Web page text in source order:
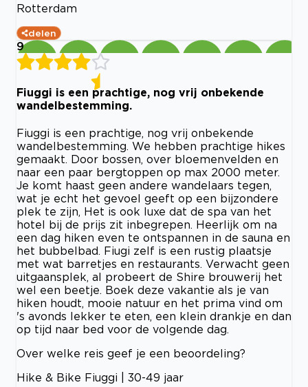
Rotterdam
delen
9
Fiuggi is een prachtige, nog vrij onbekende
wandelbestemming.
Fiuggi is een prachtige, nog vrij onbekende
wandelbestemming. We hebben prachtige hikes
gemaakt. Door bossen, over bloemenvelden en
naar een paar bergtoppen op max 2000 meter.
Je komt haast geen andere wandelaars tegen,
wat je echt het gevoel geeft op een bijzondere
plek te zijn, Het is ook luxe dat de spa van het
hotel bij de prijs zit inbegrepen. Heerlijk om na
een dag hiken even te ontspannen in de sauna en
het bubbelbad. Fiugi zelf is een rustig plaatsje
met wat barretjes en restaurants. Verwacht geen
uitgaansplek, al probeert de Shire brouwerij het
wel een beetje. Boek deze vakantie als je van
hiken houdt, mooie natuur en het prima vind om
's avonds lekker te eten, een klein drankje en dan
op tijd naar bed voor de volgende dag.
Over welke reis geef je een beoordeling?
Hike & Bike Fiuggi | 30-49 jaar